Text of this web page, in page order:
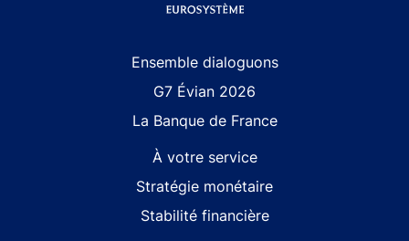
Ensemble dialoguons
G7 Évian 2026
La Banque de France
À votre service
Stratégie monétaire
Stabilité financière